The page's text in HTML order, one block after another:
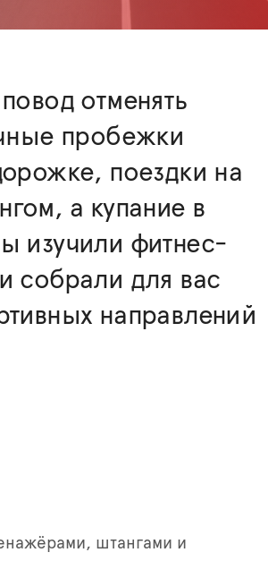
отменять
пробежки
поездки на
а купание в
изучили фитнес-
собрали для вас
направлений
штангами и